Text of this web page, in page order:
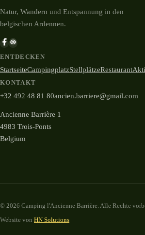
Natur, Wandern und Entspannung in den
belgischen Ardennen.
ENTDECKEN
StartseiteCampingplatzStellplätzeRestaurant
KONTAKT
+32 492 48 81 80ancien.barriere@gmail.com
Ancienne Barrière 1
4983 Trois-Ponts
Belgium
© 2026 Camping l'Ancienne Barrière. Alle Rechte
Website von HN Solutions